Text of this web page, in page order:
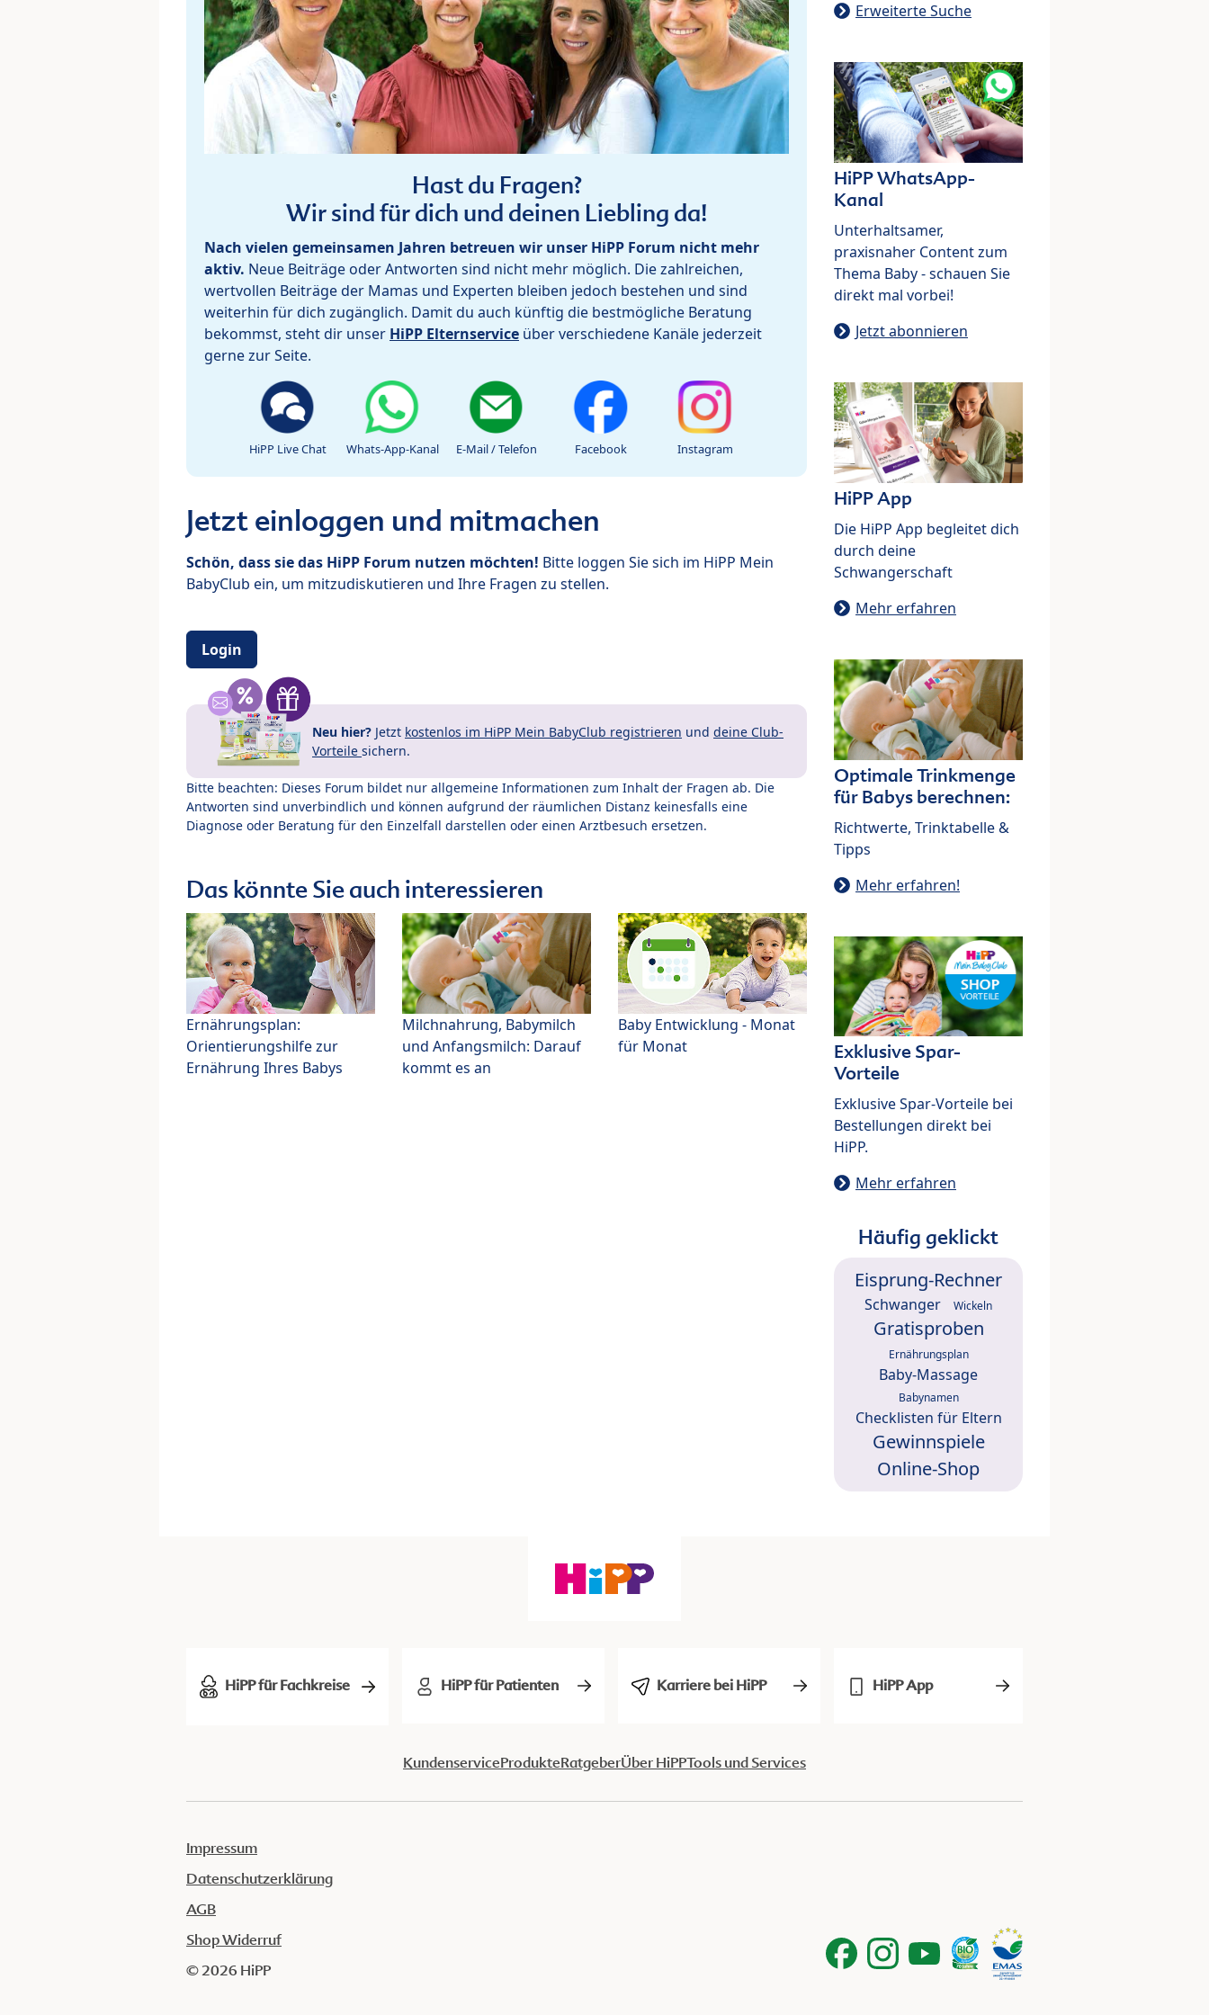
Hast du Fragen?
Wir sind für dich und deinen Liebling da!
Nach vielen gemeinsamen Jahren betreuen wir unser HiPP Forum nicht mehr
aktiv. Neue Beiträge oder Antworten sind nicht mehr möglich. Die zahlreichen,
wertvollen Beiträge der Mamas und Experten bleiben jedoch bestehen und sind
weiterhin für dich zugänglich. Damit du auch künftig die bestmögliche Beratung
bekommst, steht dir unser HiPP Elternservice über verschiedene Kanäle jederzeit
gerne zur Seite.
HiPP Live Chat Whats-App-Kanal E-Mail / Telefon Facebook Instagram
Jetzt einloggen und mitmachen
Schön, dass sie das HiPP Forum nutzen möchten! Bitte loggen Sie sich im HiPP Mein
BabyClub ein, um mitzudiskutieren und Ihre Fragen zu stellen.
Login
Neu hier? Jetzt kostenlos im HiPP Mein BabyClub registrieren und deine Club-
Vorteile sichern.
Bitte beachten: Dieses Forum bildet nur allgemeine Informationen zum Inhalt der Fragen ab. Die
Antworten sind unverbindlich und können aufgrund der räumlichen Distanz keinesfalls eine
Diagnose oder Beratung für den Einzelfall darstellen oder einen Arztbesuch ersetzen.
Das könnte Sie auch interessieren
Ernährungsplan:
Orientierungshilfe zur
Ernährung Ihres Babys
Milchnahrung, Babymilch
und Anfangsmilch: Darauf
kommt es an
Baby Entwicklung - Monat
für Monat
Erweiterte Suche
HiPP WhatsApp-
Kanal
Unterhaltsamer,
praxisnaher Content zum
Thema Baby - schauen Sie
direkt mal vorbei!
Jetzt abonnieren
HiPP App
Die HiPP App begleitet dich
durch deine
Schwangerschaft
Mehr erfahren
Optimale Trinkmenge
für Babys berechnen:
Richtwerte, Trinktabelle &
Tipps
Mehr erfahren!
Exklusive Spar-
Vorteile
Exklusive Spar-Vorteile bei
Bestellungen direkt bei
HiPP.
Mehr erfahren
Häufig geklickt
Eisprung-Rechner
Schwanger Wickeln
Gratisproben
Ernährungsplan
Baby-Massage
Babynamen
Checklisten für Eltern
Gewinnspiele
Online-Shop
HiPP für Fachkreise HiPP für Patienten Karriere bei HiPP HiPP App
KundenserviceProdukteRatgeberÜber HiPPTools und Services
Impressum
Datenschutzerklärung
AGB
Shop Widerruf
© 2026 HiPP